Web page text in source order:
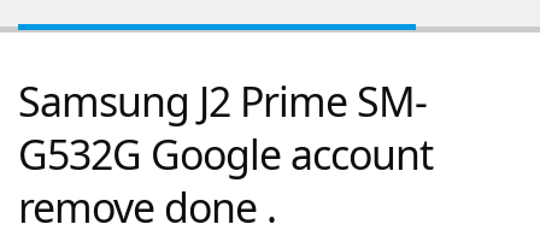
Samsung J2 Prime SM-
G532G Google account
remove done .